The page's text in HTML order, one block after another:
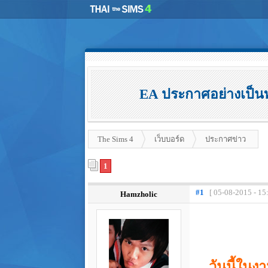
EA ประกาศอย่างเป็น
The Sims 4 เว็บบอร์ด ประกาศข่าว
1
Hamzholic #1 [ 05-08-2015 -